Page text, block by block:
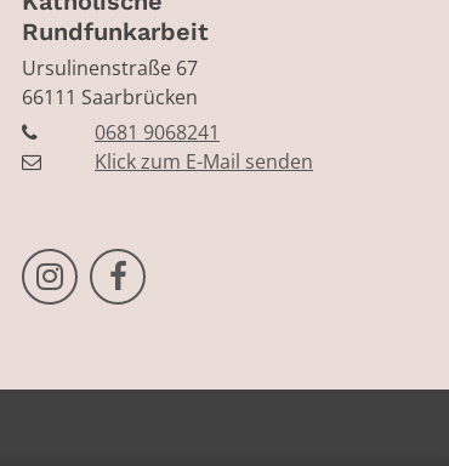
Rundfunkarbeit
Ursulinenstraße 67
66111 Saarbrücken
0681 9068241
Klick zum E-Mail senden
Bistum Trier auf Instragram
Bistum Trier auf Facebook